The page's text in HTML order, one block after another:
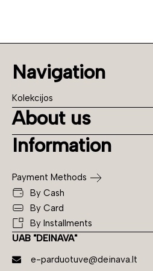
UAB "DEINAVA"
e-parduotuve@deinava.lt
Navigation
Kolekcijos
About us
Information
Payment Methods
By Cash
By Card
By Installments